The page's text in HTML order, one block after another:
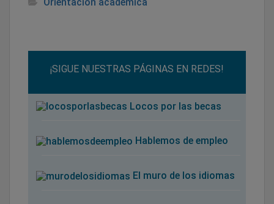
¡SIGUE NUESTRAS PÁGINAS EN REDES!
Locos por las becas
Hablemos de empleo
El muro de los idiomas